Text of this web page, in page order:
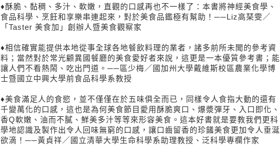
♦酥脆、黏稠、多汁、軟嫩，直觀的口感再也不一樣了：本書將神經美食學、
食品科學、烹飪和享樂串連起來，對於美食品鑑極有幫助！──Liz高琹雯／
「Taster 美食加」創辦人暨美食觀察家
♦相信確實能提供本地從事全球各地餐飲料理的業者，諸多前所未聞的參考資
料；當然對於常光顧異國餐廳的美食愛好者來說，這更是一本優質參考書；能
讓人們不看熱鬧、吃出門道。──區少梅／國加州大學戴維斯校區農業化學博
士暨國立中興大學前食品科學系教授
♦美食滿足人的食慾，並不僅僅在於五味俱全而已，同樣令人食指大動的還有
千變萬化的口感，這也是為何美食節目愛用酥脆爽口、爆漿彈牙、入口即化、
香Q軟嫩、油而不膩、鮮美多汁等等來形容美食。這本好書就是要教我們更科
學地認識及製作出令人回味無窮的口感，讓口齒留香的珍饈美食更加令人垂涎
欲滴！──黃貞祥／國立清華大學生命科學系助理教授、泛科學專欄作家